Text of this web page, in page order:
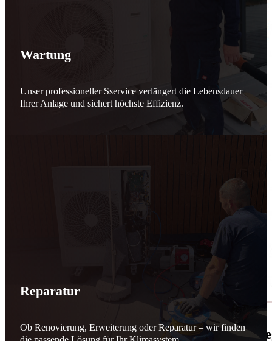
🌬️☀️ Mehr erneuerbare Energie für
Wartung
Unser professioneller Sservice verlängert die Lebensdauer
Ihrer Anlage und sichert höchste Effizienz.
Reparatur
Ob Renovierung, Erweiterung oder Reparatur – wir finden